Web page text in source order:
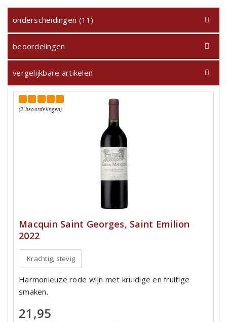
onderscheidingen (11)
beoordelingen
vergelijkbare artikelen
(2 beoordelingen)
Macquin Saint Georges, Saint Emilion
2022
Krachtig, stevig
Harmonieuze rode wijn met kruidige en fruitige
smaken.
21,95